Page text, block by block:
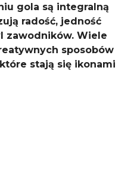
gola są integralną
radość, jedność
zawodników. Wiele
sposobów
stają się ikonami